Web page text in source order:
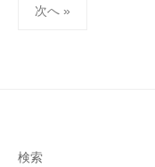
シ
次へ »
検索